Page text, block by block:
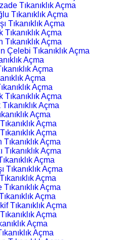
Tıkanıklık Açma
Tıkanıklık Açma
Tıkanıklık Açma
Tıkanıklık Açma
Tıkanıklık Açma
Çelebi Tıkanıklık Açma
Açma
Açma
Açma
Açma
Tıkanıklık Açma
Açma
Açma
Açma
Açma
Tıkanıklık Açma
Tıkanıklık Açma
Açma
Tıkanıklık Açma
Açma
Açma
Açma
Tıkanıklık Açma
Açma
Açma
Açma